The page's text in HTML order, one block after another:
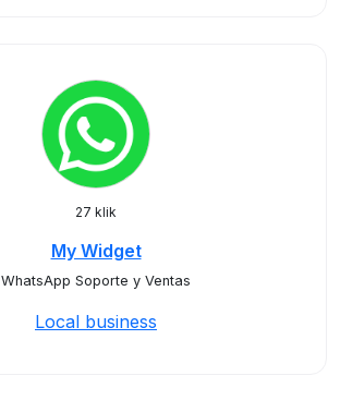
27 klik
My Widget
WhatsApp Soporte y Ventas
Local business